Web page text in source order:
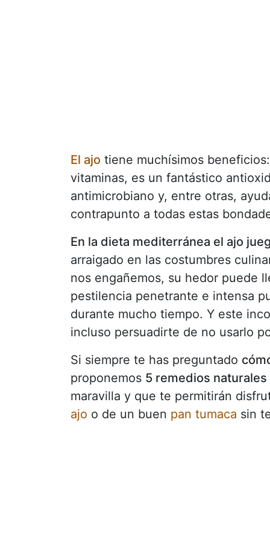
El ajo tiene muchísimos
vitaminas, es un fantástico
antimicrobiano y, entre otras,
contrapunto a todas estas
En la dieta mediterránea el ajo
arraigado en las costumbres
nos engañemos, su hedor puede
pestilencia penetrante e intensa
durante mucho tiempo. Y este
incluso persuadirte de no usarlo
Si siempre te has preguntado
proponemos 5 remedios naturales
maravilla y que te permitirán
ajo o de un buen pan tumaca sin